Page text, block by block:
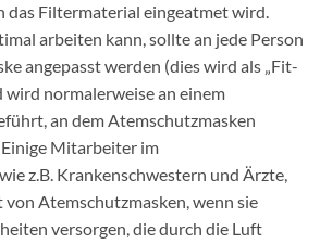
das Filtermaterial eingeatmet wird.
arbeiten kann, sollte an jede Person
angepasst werden (dies wird als „Fit-
wird normalerweise an einem
an dem Atemschutzmasken
Mitarbeiter im
z.B. Krankenschwestern und Ärzte,
Atemschutzmasken, wenn sie
versorgen, die durch die Luft